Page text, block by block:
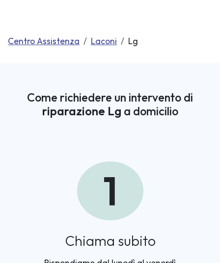
Centro Assistenza Laconi Lg
Come richiedere un intervento di
riparazione Lg a domicilio
1
Chiama subito